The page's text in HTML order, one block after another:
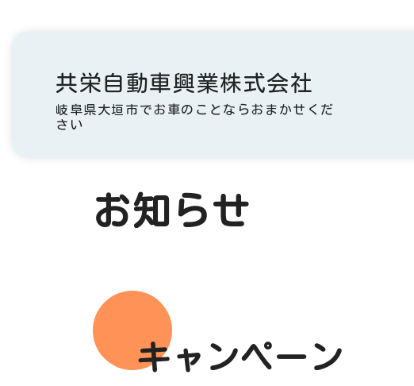
共栄自動車興業株式会社
岐阜県大垣市でお車のことならおまかせくだ
さい
お知らせ
キャンペーン